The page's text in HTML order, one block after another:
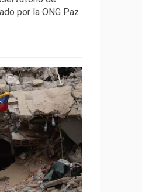
por la ONG Paz